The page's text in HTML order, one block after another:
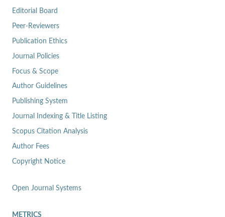
Editorial Board
Peer-Reviewers
Publication Ethics
Journal Policies
Focus & Scope
Author Guidelines
Publishing System
Journal Indexing & Title Listing
Scopus Citation Analysis
Author Fees
Copyright Notice
Open Journal Systems
METRICS